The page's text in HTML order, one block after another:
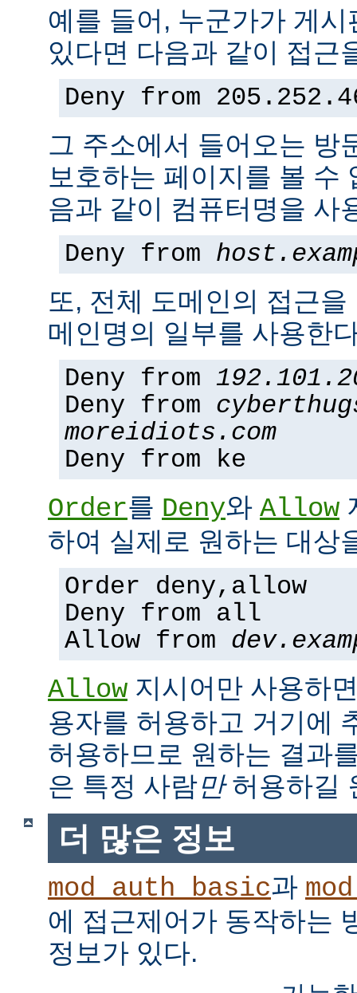
예를 들어, 누군가가 게
있다면 다음과 같이 접근
Deny from
그 주소에서 들어오는 방
보호하는 페이지를 볼 수
음과 같이 컴퓨터명을 사
Deny from
또, 전체 도메인의 접근
메인명의 일부를 사용한
Deny from
Deny from
moreidiots.com
Deny from ke
Order를 Deny와 Allow
하여 실제로 원하는 대상
Order deny,allow
Deny from all
Allow from
Allow 지시어만 사용하
용자를 허용하고 거기에
허용하므로 원하는 결과
은 특정 사람만허용하길
더 많은 정보
mod_auth_basic과
에 접근제어가 동작하는
정보가 있다.